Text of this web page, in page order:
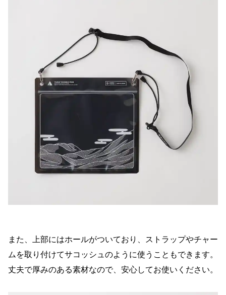
また、上部にはホールがついており、ストラップやチャー
ムを取り付けてサコッシュのように使うこともできます。
丈夫で厚みのある素材なので、安心してお使いください。